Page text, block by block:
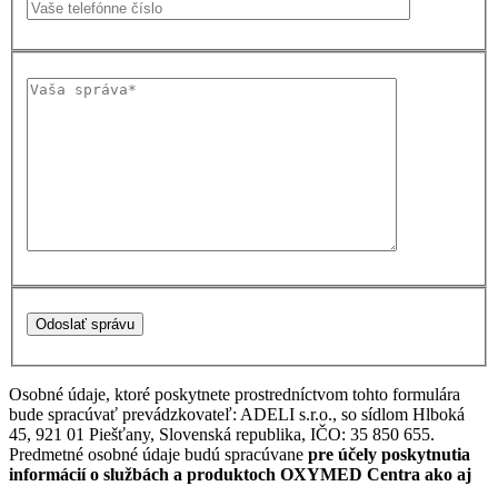
Osobné údaje, ktoré poskytnete prostredníctvom tohto formulára
bude spracúvať prevádzkovateľ: ADELI s.r.o., so sídlom Hlboká
45, 921 01 Piešťany, Slovenská republika, IČO: 35 850 655.
Predmetné osobné údaje budú spracúvane pre účely poskytnutia
informácií o službách a produktoch OXYMED Centra ako aj